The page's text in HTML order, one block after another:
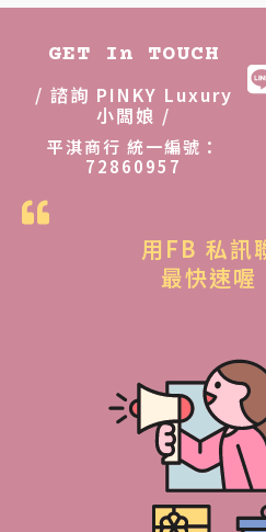
GET In TOUCH
/ 諮詢 PINKY Luxury
小闆娘 /
平淇商行 統一編號：
72860957
用FB 私訊
最快速喔